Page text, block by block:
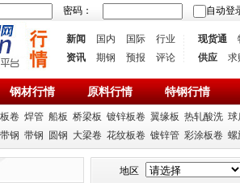
密码： 自动登
新闻 国内 国际
行业
资讯
期钢 预报 评论
现货通
供应
求
钢材行情 原料行情 特钢行情
卷 焊管 船板 桥梁板 镀锌板卷 翼缘板 热轧酸洗 球
钢 带钢 圆钢 大梁卷 花纹板卷 镀锌管 彩涂板卷 螺
地区